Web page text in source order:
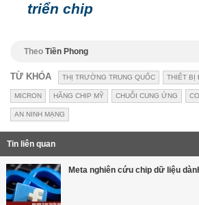
triển chip
Theo Tiền Phong
TỪ KHÓA THỊ TRƯỜNG TRUNG QUỐC THIẾT BỊ
MICRON HÃNG CHIP MỸ CHUỖI CUNG ỨNG
AN NINH MẠNG
Tin liên quan
Meta nghiên cứu chip dữ liệu